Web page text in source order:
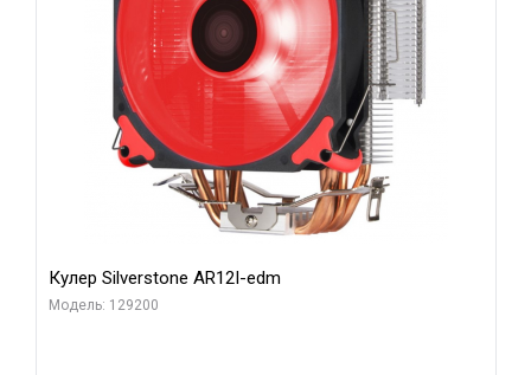
Кулер Silverstone AR12I-edm
Модель: 129200